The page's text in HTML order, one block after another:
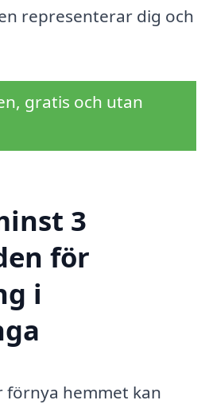
representerar dig och
gratis och utan
3
för
i
hemmet kan